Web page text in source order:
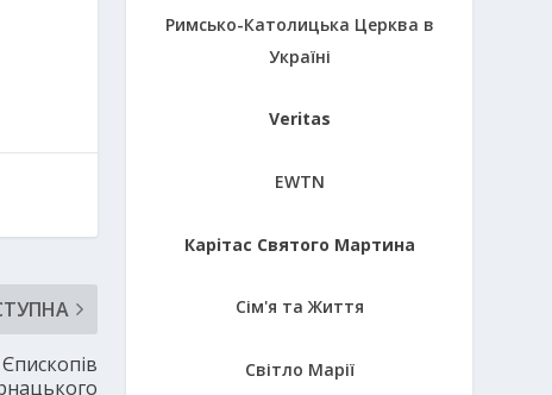
Римсько-Католицька Церква в
Україні
Veritas
EWTN
Карітас Святого Мартина
Сім'я та Життя
Світло Марії